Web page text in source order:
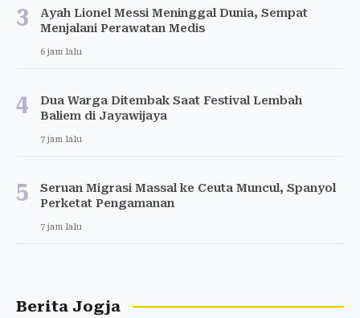
3
Ayah Lionel Messi Meninggal Dunia, Sempat
Menjalani Perawatan Medis
6 jam lalu
4
Dua Warga Ditembak Saat Festival Lembah
Baliem di Jayawijaya
7 jam lalu
5
Seruan Migrasi Massal ke Ceuta Muncul, Spanyol
Perketat Pengamanan
7 jam lalu
Berita Jogja